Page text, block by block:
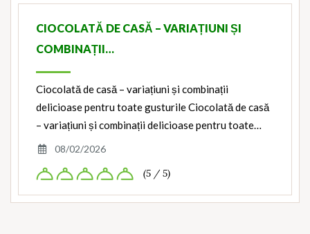
CIOCOLATĂ DE CASĂ – VARIAȚIUNI ȘI
COMBINAȚII…
Ciocolată de casă – variațiuni și combinații
delicioase pentru toate gusturile Ciocolată de casă
– variațiuni și combinații delicioase pentru toate…
08/02/2026
(5 / 5)